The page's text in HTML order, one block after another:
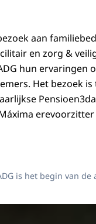
aan
en zorg &
hun ervaringen
Het bezoek is
erevoorzitter
ADG dienstengroep over
is het begin van